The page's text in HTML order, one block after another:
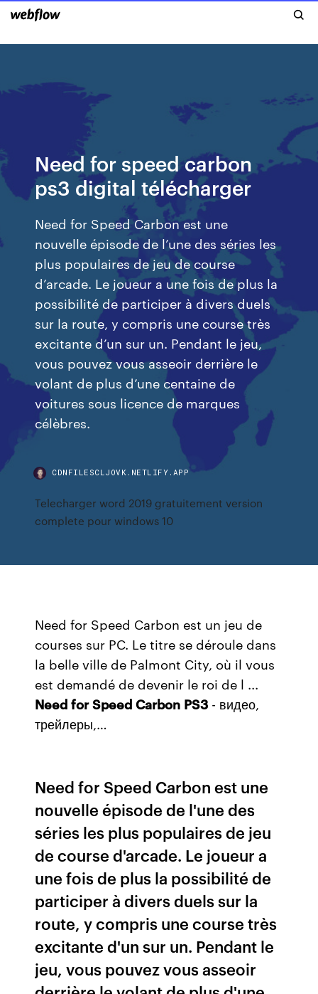
Need for speed carbon
ps3 digital télécharger
Need for Speed Carbon est une
nouvelle épisode de l’une des séries les
plus populaires de jeu de course
d’arcade. Le joueur a une fois de plus la
possibilité de participer à divers duels
sur la route, y compris une course très
excitante d’un sur un. Pendant le jeu,
vous pouvez vous asseoir derrière le
volant de plus d’une centaine de
voitures sous licence de marques
célèbres.
CDNFILESCLJOVK.NETLIFY.APP
Telecharger word 2019 gratuitement version
complete pour windows 10
Need for Speed Carbon est un jeu de
courses sur PC. Le titre se déroule dans
la belle ville de Palmont City, où il vous
est demandé de devenir le roi de l ...
Need for Speed Carbon PS3 - видео,
трейлеры,…
Need for Speed Carbon est une
nouvelle épisode de l'une des
séries les plus populaires de jeu
de course d'arcade. Le joueur a
une fois de plus la possibilité de
participer à divers duels sur la
route, y compris une course très
excitante d'un sur un. Pendant le
jeu, vous pouvez vous asseoir